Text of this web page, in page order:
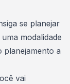
se planejar
modalidade
planejamento a
vai